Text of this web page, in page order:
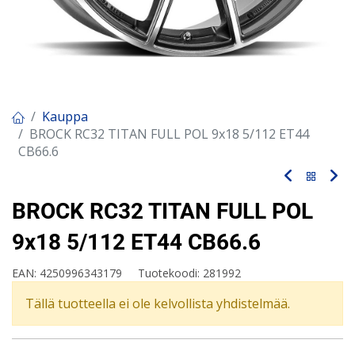
Kauppa
BROCK RC32 TITAN FULL POL 9x18 5/112 ET44
CB66.6
BROCK RC32 TITAN FULL POL
9x18 5/112 ET44 CB66.6
EAN: 4250996343179 Tuotekoodi: 281992
Tällä tuotteella ei ole kelvollista yhdistelmää.